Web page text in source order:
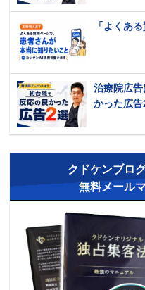
「よくあ
治療院広
かった広告
クドケンブロ
無料メール